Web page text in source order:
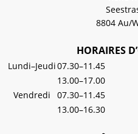
8804 Au/
HORAIRES
Lundi–Jeudi07.30–11.45
13.00–17.00
Vendredi
07.30–11.45
13.00–16.30